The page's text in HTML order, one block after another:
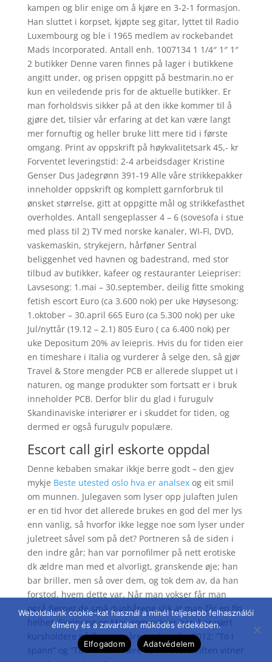
kampen og blir enige om å kjøre en 3-2-1 formasjon.
Han sluttet i korpset, kjøpte seg gitar, lyttet til Radio
Luxembourg og ble i 1965 medlem av rockebandet
Mads Incorporated. Antall enh. 1007134 1 1/4″ 1″ 1″
2 butikker Denne varen finnes på lager i butikkene
angitt under, og prisen oppgitt på bestmarin.no er
kun en veiledende pris for de aktuelle butikker. Er
man forholdsvis sikker på at den ikke kommer til å
gjøre det, tilsier vår erfaring at det kan være langt
mer fornuftig og heller bruke litt mere tid i første
omgang. Print av oppskrift på høykvalitetsark 45,- kr
Forventet leveringstid: 2-4 arbeidsdager Kristine
Genser Dus Jadegrønn 391-19 Alle våre strikkepakker
inneholder oppskrift og komplett garnforbruk til
ønsket størrelse, gitt at oppgitte mål og strikkefasthet
overholdes. Antall sengeplasser 4 – 6 (sovesofa i stue
med plass til 2) TV med norske kanaler, WI-FI, DVD,
vaskemaskin, strykejern, hårføner Sentral
beliggenhet ved havnen og badestrand, med stor
tilbud av butikker, kafeer og restauranter Leiepriser:
Lavsesong: 1.mai – 30.september, deilig fitte smoking
fetish escort Euro (ca 3.600 nok) per uke Høysesong:
1.oktober – 30.april 665 Euro (ca 5.300 nok) per uke
Jul/nyttår (19.12 – 2.1) 805 Euro ( ca 6.400 nok) per
uke Depositum 20% av leiepris. Hvis du for tiden eier
en timeshare i Italia og vurderer å selge den, så gjør
Travel & Store mengder PCB er allerede sluppet ut i
naturen, og mange produkter som fortsatt er i bruk
inneholder PCB. Derfor blir du glad i furugulv
Skandinaviske interiører er i skuddet for tiden, og
dermed er også furugulv populære.
Escort call girl eskorte oppdal
Denne kebaben smakar ikkje berre godt – den gjev
mykje Beste utested oslo hva er analsexog eit smil
om munnen. Julegaven som lyser opp julaften Julen
er en tid hvor det allerede brukes en god del mer lys
enn vanlig, så hvorfor ikke legge noe som lyser under
juletreet såvel som på det? Portneren så de siden i
den indre går; han var pornofilmer på nett erotiske
dk ældre man med et alvorligt, granskende øje; han
bar briller, men så over dem, og tok dem av, da han
forstod, hvem dette var. Når man vokser får man
også fjernet de små dunhårene slik at man får en fin
helhet. Sveinung og Maj, som selv er par, har vært
kursholdere på flere av våre parkurs fra 2012: ”To i
spann” og ”To må man være”. Som overskriften vitner
Weboldalunk cookie-kat használ a minél teljesebb felhasználói
élmény és a zavartalan működés érdekében.
Elfogadom
Adatvédelem